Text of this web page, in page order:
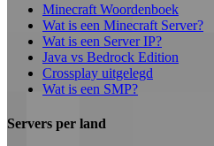
Minecraft Woordenboek
Wat is een Minecraft Server?
Wat is een Server IP?
Java vs Bedrock Edition
Crossplay uitgelegd
Wat is een SMP?
Servers per land